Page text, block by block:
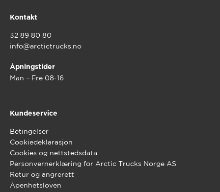
Kontakt
32 89 80 80
info@arctictrucks.no
Åpningstider
Man – Fre 08-16
Kundeservice
Betingelser
Cookiedeklarasjon
Cookies og nettstedsdata
Personvernerklæring for Arctic Trucks Norge AS
Retur og angrerett
Åpenhetsloven